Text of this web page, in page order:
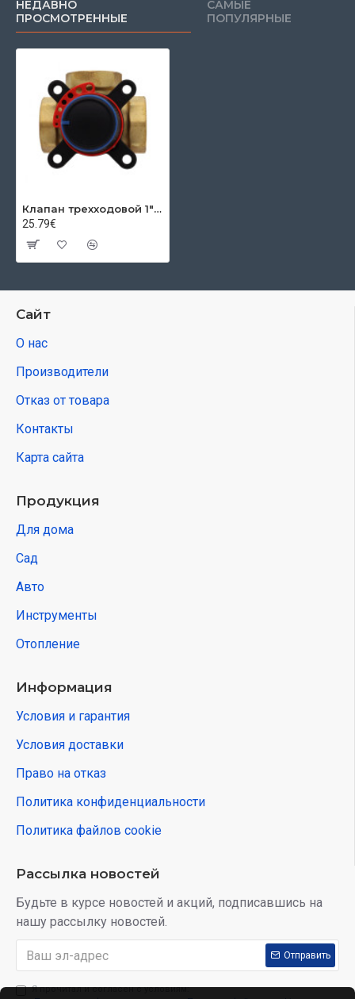
НЕДАВНО
ПРОСМОТРЕННЫЕ
САМЫЕ
ПОПУЛЯРНЫЕ
Клапан трехходовой 1" EMIX (G) 10 sqs
25.79€
Сайт
О нас
Производители
Отказ от товара
Контакты
Карта сайта
Продукция
Для дома
Сад
Авто
Инструменты
Отопление
Информация
Условия и гарантия
Условия доставки
Право на отказ
Политика конфиденциальности
Политика файлов cookie
Рассылка новостей
Будьте в курсе новостей и акций, подписавшись на
нашу рассылку новостей.
Отправить
Я прочитал и согласен с условиям: